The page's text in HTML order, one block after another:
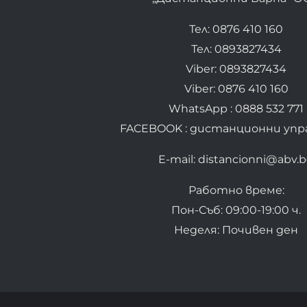
Тел: 0876 410 160
Тел: 0893827434
Viber: 0893827434
Viber: 0876 410 160
WhatsApp : 0888 532 771
FACEBOOK : дистанционни
E-mail:
Работно време:
Пон-Съб: 09:00-19:00 ч.
Неделя: Почивен ден